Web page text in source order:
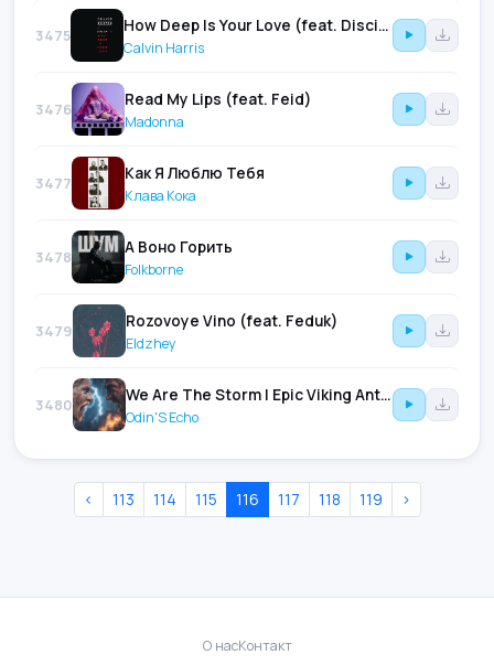
3475
How Deep Is Your Love (feat. Disciples)
Calvin Harris
3476
Read My Lips (feat. Feid)
Madonna
3477
Как Я Люблю Тебя
Клава Кока
3478
А Воно Горить
Folkborne
3479
Rozovoye Vino (feat. Feduk)
Eldzhey
3480
We Are The Storm | Epic Viking Anthem | Norse Warrior Music
Odin'S Echo
‹ 113 114 115 116 117 118 119 ›
О насКонтакт